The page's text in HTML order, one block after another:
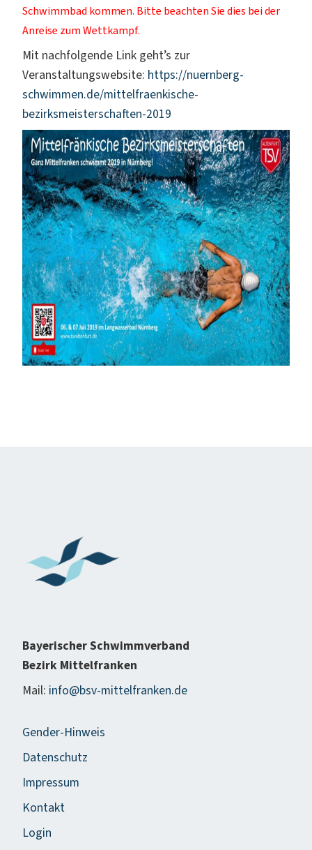
Schwimmbad kommen. Bitte beachten Sie dies bei der
Anreise zum Wettkampf.
Mit nachfolgende Link geht’s zur
Veranstaltungswebsite: https://nuernberg-
schwimmen.de/mittelfraenkische-
bezirksmeisterschaften-2019
Bayerischer Schwimmverband
Bezirk Mittelfranken
Mail: info@bsv-mittelfranken.de
Gender-Hinweis
Datenschutz
Impressum
Kontakt
Login